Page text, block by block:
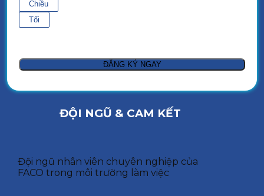
Chiều
Tối
ĐỘI NGŨ & CAM KẾT
Đội ngũ nhân viên chuyên nghiệp của
FACO trong môi trường làm việc